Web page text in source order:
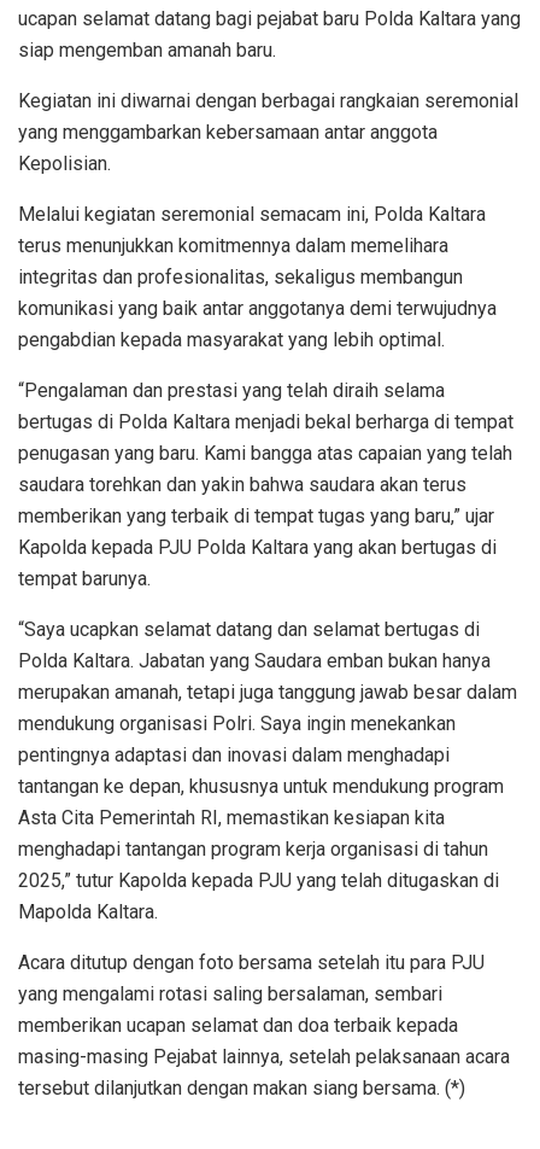
ucapan selamat datang bagi pejabat baru Polda Kaltara yang
siap mengemban amanah baru.
Kegiatan ini diwarnai dengan berbagai rangkaian seremonial
yang menggambarkan kebersamaan antar anggota
Kepolisian.
Melalui kegiatan seremonial semacam ini, Polda Kaltara
terus menunjukkan komitmennya dalam memelihara
integritas dan profesionalitas, sekaligus membangun
komunikasi yang baik antar anggotanya demi terwujudnya
pengabdian kepada masyarakat yang lebih optimal.
“Pengalaman dan prestasi yang telah diraih selama
bertugas di Polda Kaltara menjadi bekal berharga di tempat
penugasan yang baru. Kami bangga atas capaian yang telah
saudara torehkan dan yakin bahwa saudara akan terus
memberikan yang terbaik di tempat tugas yang baru,” ujar
Kapolda kepada PJU Polda Kaltara yang akan bertugas di
tempat barunya.
“Saya ucapkan selamat datang dan selamat bertugas di
Polda Kaltara. Jabatan yang Saudara emban bukan hanya
merupakan amanah, tetapi juga tanggung jawab besar dalam
mendukung organisasi Polri. Saya ingin menekankan
pentingnya adaptasi dan inovasi dalam menghadapi
tantangan ke depan, khususnya untuk mendukung program
Asta Cita Pemerintah RI, memastikan kesiapan kita
menghadapi tantangan program kerja organisasi di tahun
2025,” tutur Kapolda kepada PJU yang telah ditugaskan di
Mapolda Kaltara.
Acara ditutup dengan foto bersama setelah itu para PJU
yang mengalami rotasi saling bersalaman, sembari
memberikan ucapan selamat dan doa terbaik kepada
masing-masing Pejabat lainnya, setelah pelaksanaan acara
tersebut dilanjutkan dengan makan siang bersama. (*)